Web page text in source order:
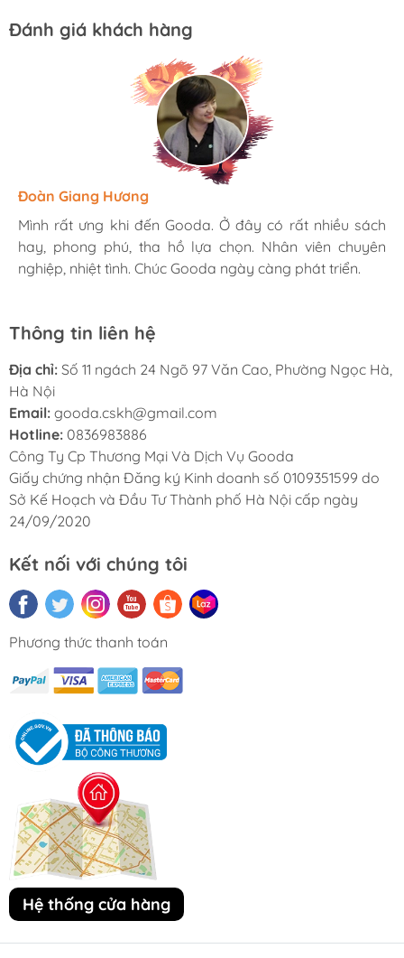
Đánh giá khách hàng
Hương Suri
Mình rất ưng khi đến Gooda. Ở đây có rất nhiều sách
hay, phong phú, tha hồ lựa chọn. Nhân viên chuyên
nghiệp, nhiệt tình. Chúc Gooda ngày càng phát triển.
Đoàn Giang Hương
Mình rất ưng khi đến Gooda. Ở đây có rất nhiều sách
hay, phong phú, tha hồ lựa chọn. Nhân viên chuyên
nghiệp, nhiệt tình. Chúc Gooda ngày càng phát triển.
Ngọc Anh
Mình rất ưng khi đến Gooda. Ở đây có rất nhiều sách
hay, phong phú, tha hồ lựa chọn. Nhân viên chuyên
nghiệp, nhiệt tình. Chúc Gooda ngày càng phát triển.
Thông tin liên hệ
Địa chỉ: Số 11 ngách 24 Ngõ 97 Văn Cao, Phường Ngọc Hà,
Hà Nội
Email: gooda.cskh@gmail.com
Hotline: 0836983886
Công Ty Cp Thương Mại Và Dịch Vụ Gooda
Giấy chứng nhận Đăng ký Kinh doanh số 0109351599 do
Sở Kế Hoạch và Đầu Tư Thành phố Hà Nội cấp ngày
24/09/2020
Kết nối với chúng tôi
Phương thức thanh toán
Hệ thống cửa hàng